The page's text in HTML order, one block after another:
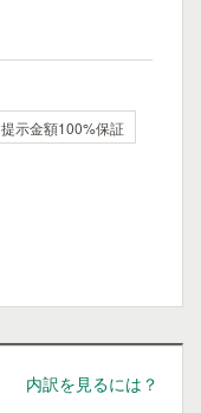
提示金額100%保証
内訳を見るには？